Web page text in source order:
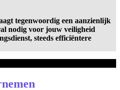
tegenwoordig een aanzienlijk
nodig voor jouw veiligheid
steeds efficiëntere